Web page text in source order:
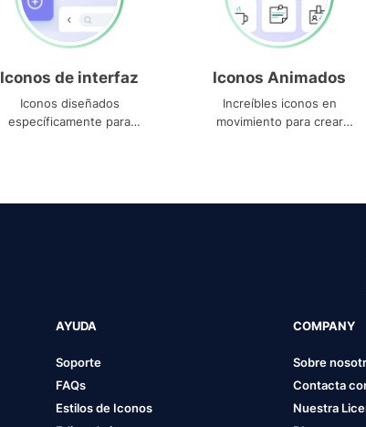
Iconos de interfaz
Iconos diseñados
específicamente para
Iconos Animados
Increíbles iconos en
movimiento para crear
AYUDA
Soporte
FAQs
Estilos de Iconos
COMPANY
Sobre
Contacta
Nuestra